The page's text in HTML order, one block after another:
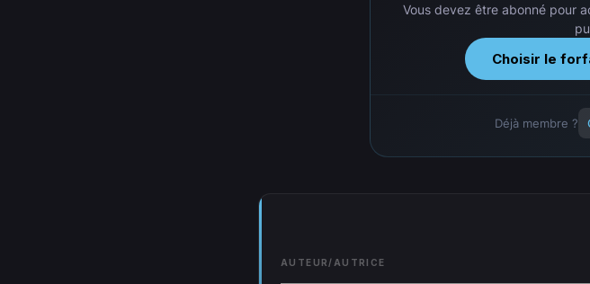
Vous devez être abonné pour
Choisir le
Déjà membre ?
AUTEUR/AUTRICE